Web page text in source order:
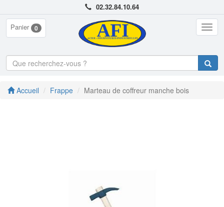
02.32.84.10.64
Panier 0
Accueil Frappe Marteau de coffreur manche bois